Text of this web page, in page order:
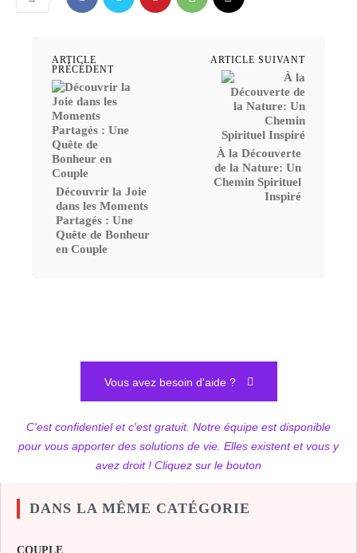
ARTICLE
PRÉCÉDENT
Découvrir la Joie
dans les Moments
Partagés : Une
Quête de Bonheur
en Couple
ARTICLE SUIVANT
À la Découverte
de la Nature: Un
Chemin Spirituel
Inspiré
Vous avez besoin d'aide ?
C'est confidentiel et c'est gratuit. Notre équipe est disponible
pour vous apporter des solutions de vie. Elles existent et vous y
avez droit ! Cliquez sur le bouton
DANS LA MÊME CATÉGORIE
COUPLE